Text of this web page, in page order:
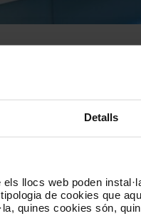
Detalls
llocs web poden
de cookies que
quines cookies són,
de transport més emprat,